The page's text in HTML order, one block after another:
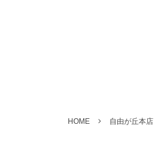
HOME 自由が丘本店